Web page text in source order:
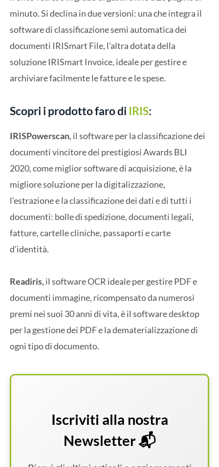
minuto. Si declina in due versioni: una che integra il
software di classificazione semi automatica dei
documenti IRISmart File, l’altra dotata della
soluzione IRISmart Invoice, ideale per gestire e
archiviare facilmente le fatture e le spese.
Scopri i prodotto faro di IRIS:
IRISPowerscan, il software per la classificazione dei
documenti vincitore dei prestigiosi Awards BLI
2020, come miglior software di acquisizione, è la
migliore soluzione per la digitalizzazione,
l’estrazione e la classificazione dei dati e di tutti i
documenti: bolle di spedizione, documenti legali,
fatture, cartelle cliniche, passaporti e carte
d’identità.
Readiris,il software OCR ideale per gestire PDF e
documenti immagine, ricompensato da numerosi
premi nei suoi 30 anni di vita, è il software desktop
per la gestione dei PDF e la dematerializzazione di
ogni tipo di documento.
Iscriviti alla nostra
Newsletter 📬